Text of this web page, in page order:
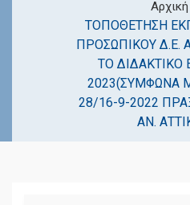
Αρχική
ΤΟΠΟΘΕΤΗΣΗ
ΠΡΟΣΩΠΙΚΟΥ Δ.Ε.
ΤΟ ΔΙΔΑΚΤΙΚΟ
2023(ΣΥΜΦΩΝΑ
28/16-9-2022
ΑΝ.